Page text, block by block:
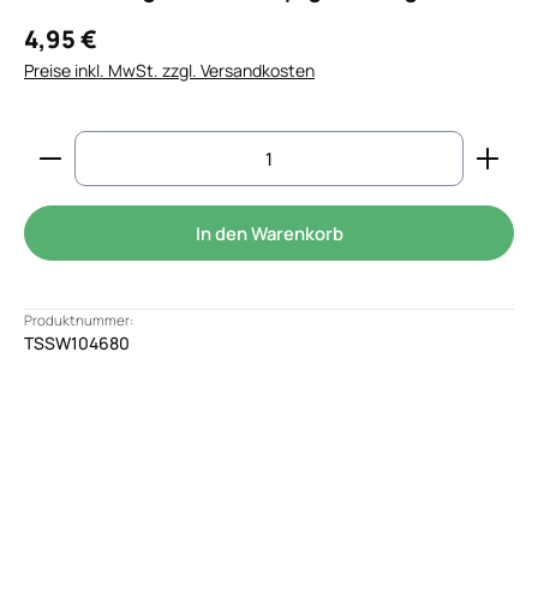
4,95 €
Preise inkl. MwSt. zzgl. Versandkosten
Produkt Anzahl: Gib den gewünschten Wert
In den Warenkorb
Produktnummer:
TSSW104680